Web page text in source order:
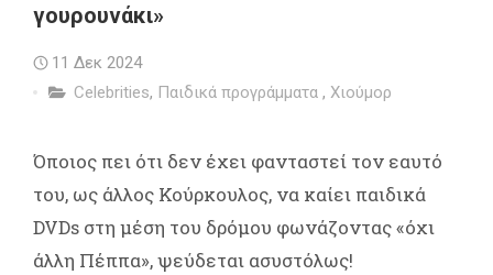
γουρουνάκι»
11 Δεκ 2024
Celebrities, Παιδικά προγράμματα , Χιούμορ
Όποιος πει ότι δεν έχει φανταστεί τον εαυτό
του, ως άλλος Κούρκουλος, να καίει παιδικά
DVDs στη μέση του δρόμου φωνάζοντας «όχι
άλλη Πέππα», ψεύδεται ασυστόλως!